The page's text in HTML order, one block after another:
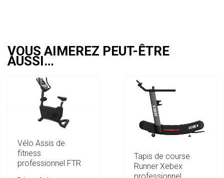
VOUS AIMEREZ PEUT-ÊTRE
AUSSI…
Vélo Assis de
fitness
professionnel FTR
Tapis de course
Runner Xebex